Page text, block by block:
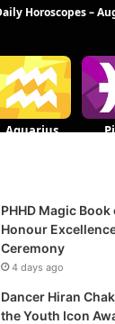
PHHD Magic
Honour
Ceremony
4 days ago
Dancer Hiran
the Youth Icon